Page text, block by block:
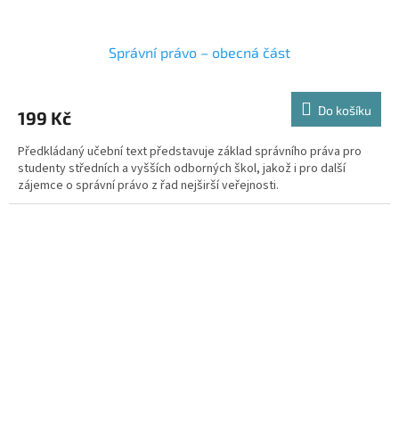
Správní právo – obecná část
199 Kč Do košíku
Předkládaný učební text představuje základ správního práva pro
studenty středních a vyšších odborných škol, jakož i pro další
zájemce o správní právo z řad nejširší veřejnosti.